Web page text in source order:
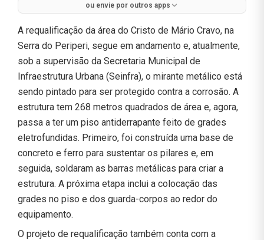
ou envie por outros apps
A requalificação da área do Cristo de Mário Cravo, na
Serra do Periperi, segue em andamento e, atualmente,
sob a supervisão da Secretaria Municipal de
Infraestrutura Urbana (Seinfra), o mirante metálico está
sendo pintado para ser protegido contra a corrosão. A
estrutura tem 268 metros quadrados de área e, agora,
passa a ter um piso antiderrapante feito de grades
eletrofundidas. Primeiro, foi construída uma base de
concreto e ferro para sustentar os pilares e, em
seguida, soldaram as barras metálicas para criar a
estrutura. A próxima etapa inclui a colocação das
grades no piso e dos guarda-corpos ao redor do
equipamento.
O projeto de requalificação também conta com a